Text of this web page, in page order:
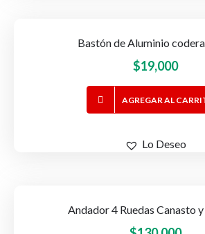
Bastón de Aluminio
$19,000
AGREGAR AL
Lo Deseo
Andador 4 Ruedas Canasto